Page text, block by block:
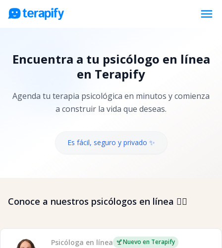
menu
Precios
Empresas
Preguntas frecuentes
Encuentra a tu psicólogo en línea
en Terapify
Agenda tu terapia psicológica en minutos y comienza
a construir la vida que deseas.
Es fácil, seguro y privado ✨
Conoce a nuestros psicólogos en línea 👇🏼
Psicóloga en línea Nuevo en Terapify